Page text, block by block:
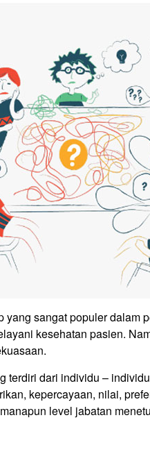
yang sangat populer dalam
kesehatan pasien.
terdiri dari individu –
kepercayaan, nilai,
level jabatan